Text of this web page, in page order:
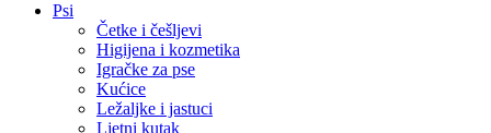
Psi
Četke i češljevi
Higijena i kozmetika
Igračke za pse
Kućice
Ležaljke i jastuci
Ljetni kutak